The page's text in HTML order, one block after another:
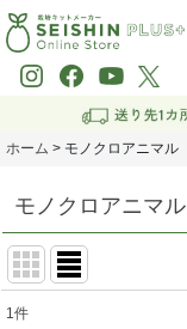
ホーム > モノクロアニマル
モノクロアニマル
1件